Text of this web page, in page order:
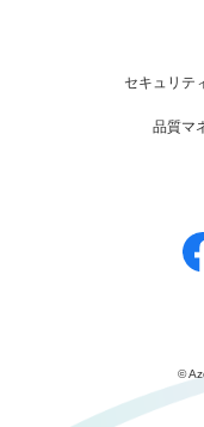
セキュリテ
品質マ
©